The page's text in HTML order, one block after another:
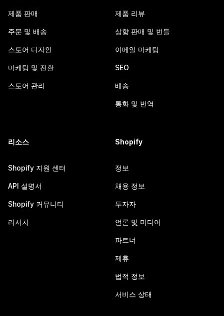
제품 판매
주문 및 배송
스토어 디자인
마케팅 및 전환
스토어 관리
제품 리뷰
상향 판매 및 번들
이메일 마케팅
SEO
배송
통화 및 번역
리소스
Shopify 지원 센터
API 설명서
Shopify 커뮤니티
리서치
Shopify
정보
채용 정보
투자자
언론 및 미디어
파트너
제휴
법적 정보
서비스 상태